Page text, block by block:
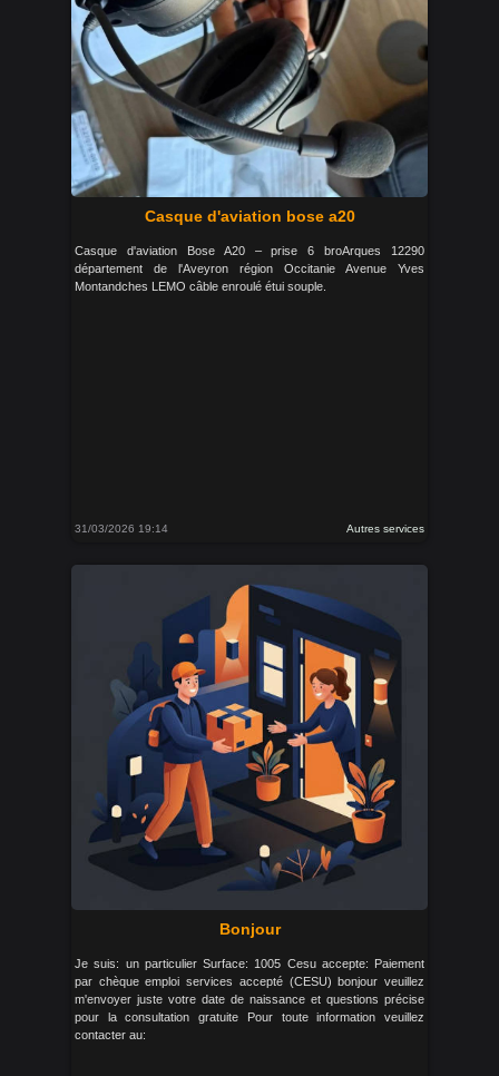
Casque d'aviation bose a20
Casque d'aviation Bose A20 – prise 6 broArques 12290
département de l'Aveyron région Occitanie Avenue Yves
Montandches LEMO câble enroulé étui souple.
31/03/2026 19:14 Autres services
Bonjour
Je suis: un particulier Surface: 1005 Cesu accepte: Paiement
par chèque emploi services accepté (CESU) bonjour veuillez
m'envoyer juste votre date de naissance et questions précise
pour la consultation gratuite Pour toute information veuillez
contacter au: